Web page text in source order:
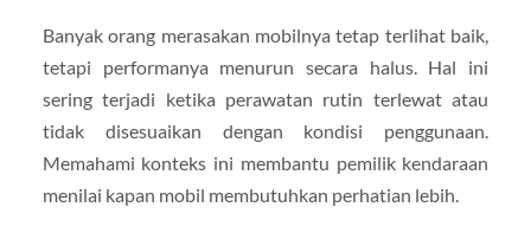
Banyak orang merasakan mobilnya tetap terlihat baik,
tetapi performanya menurun secara halus. Hal ini
sering terjadi ketika perawatan rutin terlewat atau
tidak disesuaikan dengan kondisi penggunaan.
Memahami konteks ini membantu pemilik kendaraan
menilai kapan mobil membutuhkan perhatian lebih.